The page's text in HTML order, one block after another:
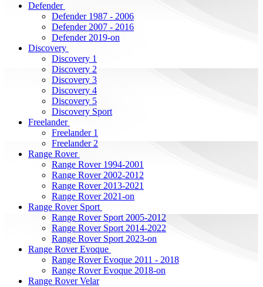
Defender
Defender 1987 - 2006
Defender 2007 - 2016
Defender 2019-on
Discovery
Discovery 1
Discovery 2
Discovery 3
Discovery 4
Discovery 5
Discovery Sport
Freelander
Freelander 1
Freelander 2
Range Rover
Range Rover 1994-2001
Range Rover 2002-2012
Range Rover 2013-2021
Range Rover 2021-on
Range Rover Sport
Range Rover Sport 2005-2012
Range Rover Sport 2014-2022
Range Rover Sport 2023-on
Range Rover Evoque
Range Rover Evoque 2011 - 2018
Range Rover Evoque 2018-on
Range Rover Velar